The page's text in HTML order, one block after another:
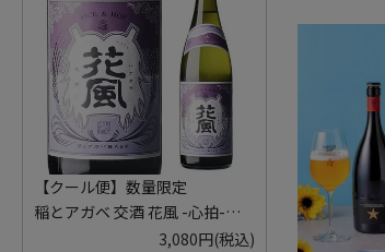
【クール便】数量限定
稲とアガベ 交酒 花風 -心拍-
KYOTO EDITION 720ml こうし
3,080円(税込)